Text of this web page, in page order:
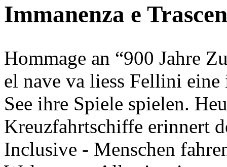
Immanenza e
Hommage an “900 Jahre
el nave va liess Fellini
See ihre Spiele spielen.
Kreuzfahrtschiffe erinnert
Inclusive - Menschen